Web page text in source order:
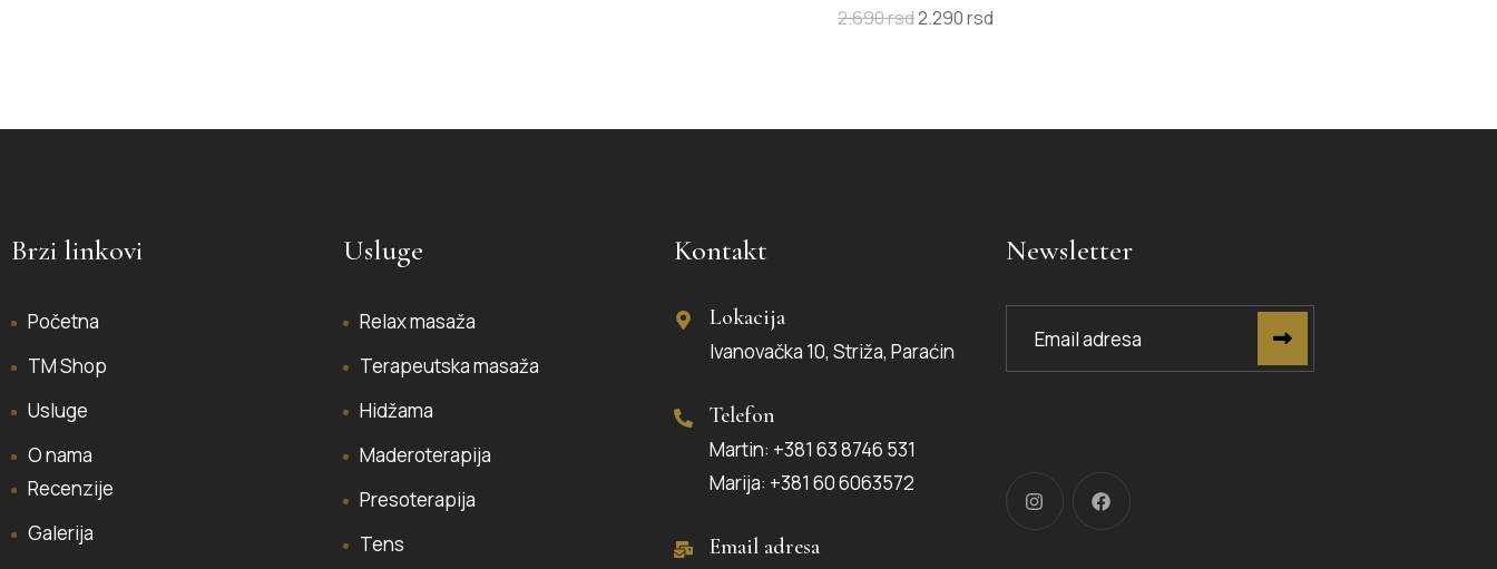
2.690rsd2.290rsd
Brzi linkovi
Početna
TM Shop
Usluge
O nama
Recenzije
Galerija
Usluge
Relax masaža
Terapeutska masaža
Hidžama
Maderoterapija
Presoterapija
Tens
Kontakt
Lokacija
Ivanovačka 10, Striža, Paraćin
Telefon
Martin: +381 63 8746 531
Marija: +381 60 6063572
Email adresa
Newsletter